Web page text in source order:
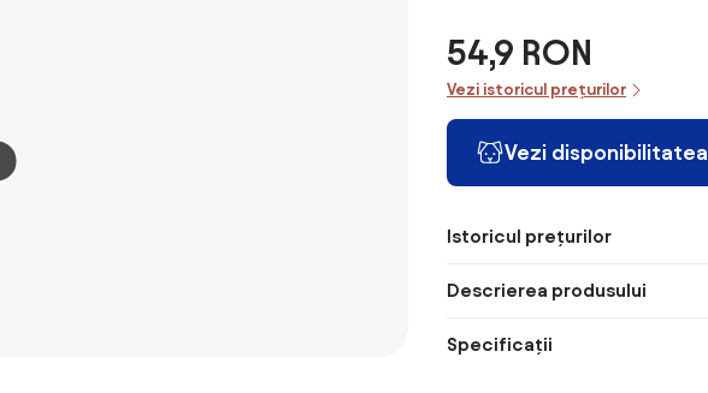
54,9 RON
Vezi istoricul prețurilor
Vezi disponibilitatea
Istoricul prețurilor
Descrierea produsului
Specificații